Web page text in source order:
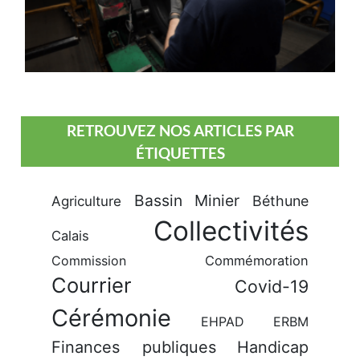
RETROUVEZ NOS ARTICLES PAR
ÉTIQUETTES
Agriculture Bassin Minier Béthune
Calais Collectivités
Commission Commémoration
Courrier Covid-19
Cérémonie EHPAD ERBM
Finances publiques Handicap